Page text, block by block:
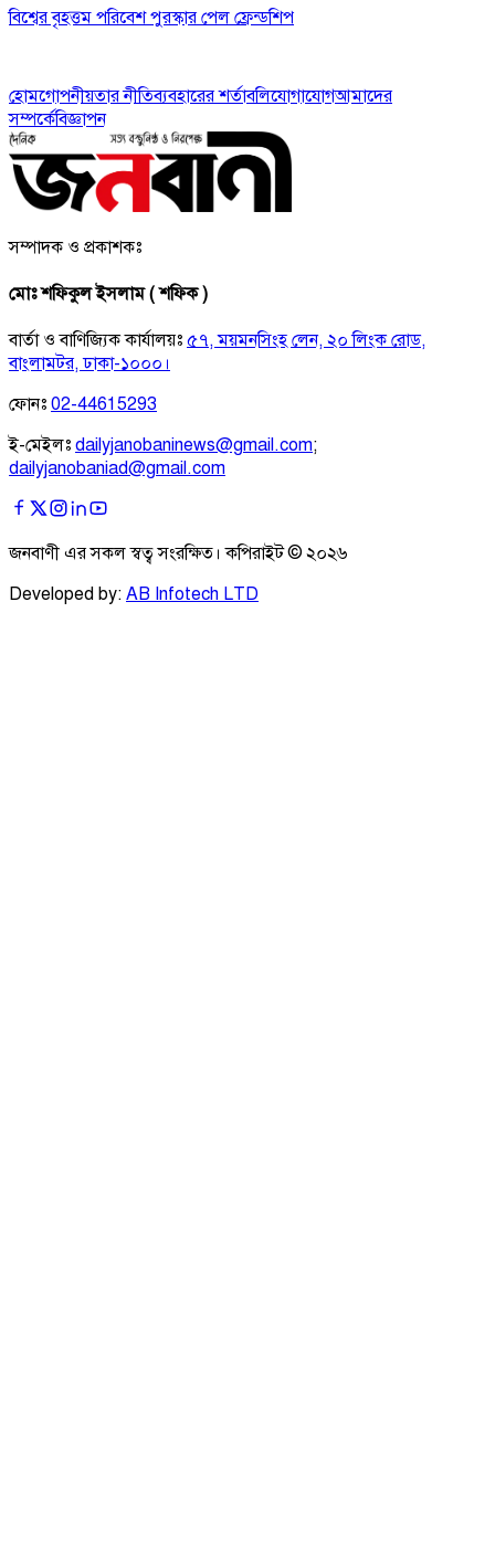
বিশ্বের বৃহত্তম পরিবেশ পুরস্কার পেল ফ্রেন্ডশিপ
হোমগোপনীয়তার নীতিব্যবহারের শর্তাবলিযোগাযোগআমাদের
সম্পর্কেবিজ্ঞাপন
সম্পাদক ও প্রকাশকঃ
মোঃ শফিকুল ইসলাম ( শফিক )
বার্তা ও বাণিজ্যিক কার্যালয়ঃ ৫৭, ময়মনসিংহ লেন, ২০ লিংক রোড,
বাংলামটর, ঢাকা-১০০০।
ফোনঃ 02-44615293
ই-মেইলঃ dailyjanobaninews@gmail.com;
dailyjanobaniad@gmail.com
জনবাণী এর সকল স্বত্ব সংরক্ষিত। কপিরাইট © ২০২৬
Developed by: AB Infotech LTD